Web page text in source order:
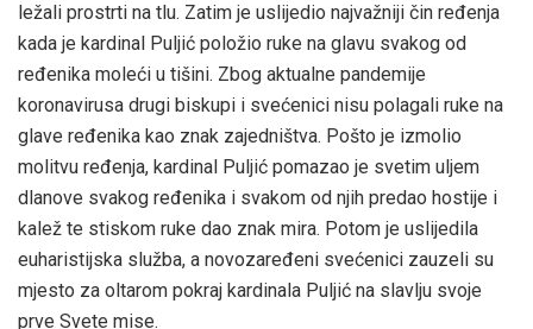
ležali prostrti na tlu. Zatim je uslijedio najvažniji čin ređenja
kada je kardinal Puljić položio ruke na glavu svakog od
ređenika moleći u tišini. Zbog aktualne pandemije
koronavirusa drugi biskupi i svećenici nisu polagali ruke na
glave ređenika kao znak zajedništva. Pošto je izmolio
molitvu ređenja, kardinal Puljić pomazao je svetim uljem
dlanove svakog ređenika i svakom od njih predao hostije i
kalež te stiskom ruke dao znak mira. Potom je uslijedila
euharistijska služba, a novozaređeni svećenici zauzeli su
mjesto za oltarom pokraj kardinala Puljić na slavlju svoje
prve Svete mise.